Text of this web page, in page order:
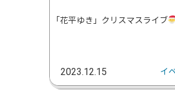
｢花平ゆき」クリスマスライブ
2023.12.15 イ